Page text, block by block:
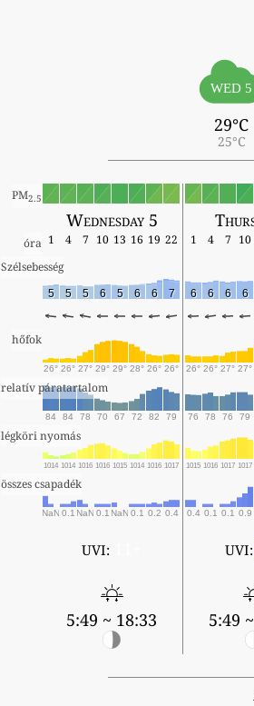
WED 5
29°C
25°C
PM2.5
Wednesday 5
óra 1 4 7 10 13 16 19 22 1 4 7 10
Szélsebesség
5 5 5 6 5 6 6 7 6 6 6 6
hőfok
26° 26° 27° 29° 29° 28° 26° 26° 26° 26° 27° 27°
relatív páratartalom
84 84 78 70 67 72 82 79 76 78 76 79
légköri nyomás
1014 1014 1016 1016 1015 1014 1016 1017 1015 1016 1017 1017
összes csapadék
NaN 0.1 NaN 0.1 NaN 0.1 0.2 0.4 0.4 0.1 0.1 0.9
UVI:
5:49 ~ 18:33
UVI:
5:49